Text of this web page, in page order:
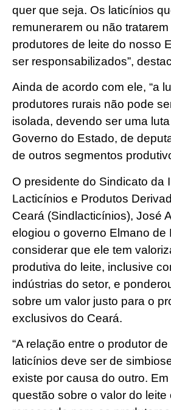
quer que seja. Os laticínios
remunerarem ou não
produtores de leite do nosso
ser responsabilizados”,
Ainda de acordo com ele, “a
produtores rurais não pode
isolada, devendo ser uma
Governo do Estado, de
de outros segmentos
O presidente do Sindicato da
Lacticínios e Produtos
Ceará (Sindlacticínios), José
elogiou o governo Elmano de
considerar que ele tem
produtiva do leite, inclusive
indústrias do setor, e
sobre um valor justo para o
exclusivos do Ceará.
“A relação entre o produtor
laticínios deve ser de
existe por causa do outro.
questão sobre o valor do leite